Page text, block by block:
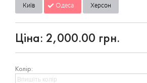
Київ
Одеса Херсон
Ціна: 2,000.00 грн.
Колір: